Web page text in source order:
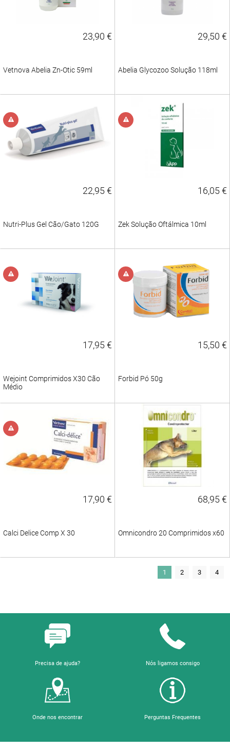
23,90 €
Vetnova Abelia Zn-Otic 59ml
29,50 €
Abelia Glycozoo Solução 118ml
22,95 €
Nutri-Plus Gel Cão/Gato 120G
16,05 €
Zek Solução Oftálmica 10ml
17,95 €
Wejoint Comprimidos X30 Cão
Médio
15,50 €
Forbid Pó 50g
17,90 €
Calci Delice Comp X 30
68,95 €
Omnicondro 20 Comprimidos x60
1 2 3 4
Precisa de ajuda? Nós ligamos consigo
Onde nos encontrar Perguntas Frequentes